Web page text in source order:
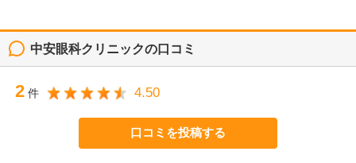
中安眼科クリニックの口コミ
2 件 4.50
口コミを投稿する